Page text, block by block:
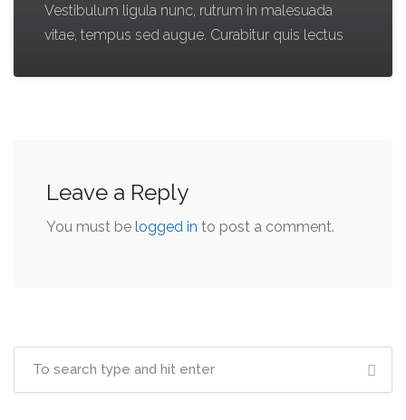
Vestibulum ligula nunc, rutrum in malesuada
vitae, tempus sed augue. Curabitur quis lectus
Leave a Reply
You must be logged in to post a comment.